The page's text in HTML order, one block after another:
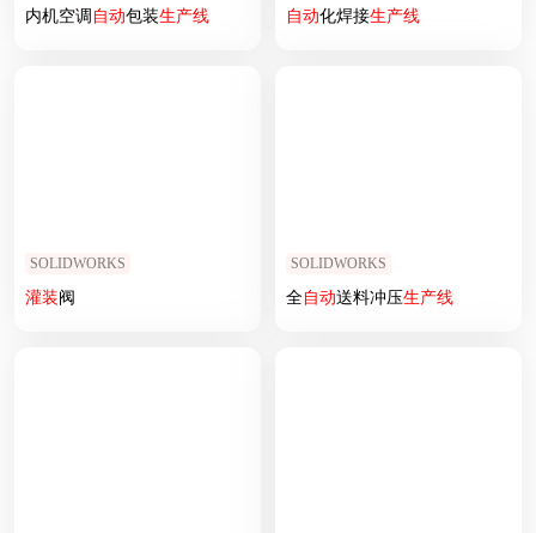
内机空调 自动包装生产线 自动化焊接生产线
SOLIDWORKS
灌装阀
SOLIDWORKS
全自动送料冲压生产线